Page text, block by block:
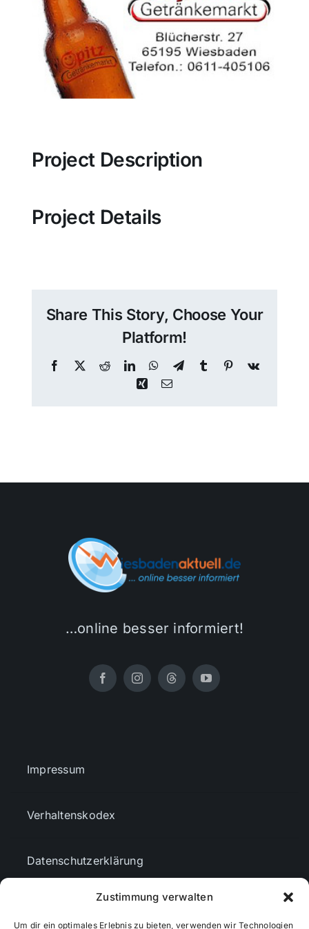
Zustimmung verwalten
Um dir ein optimales Erlebnis zu bieten, verwenden wir Technologien
Sport
Mein Stadtteil
Galerie
Themen und Termine
Project Description
Project Details
Share This Story, Choose Your
Platform!
Facebook
X RedditLinkedInWhatsApp
TelegramTumblr Pinterest
Vk
Xing Email
…online besser informiert!
Impressum
Verhaltenskodex
Datenschutzerklärung